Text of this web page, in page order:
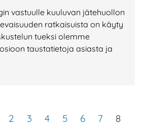
vastuulle kuuluvan jätehuollon
ratkaisuista on käyty
tueksi olemme
taustatietoja asiasta ja
2 3 4 5 6 7
8